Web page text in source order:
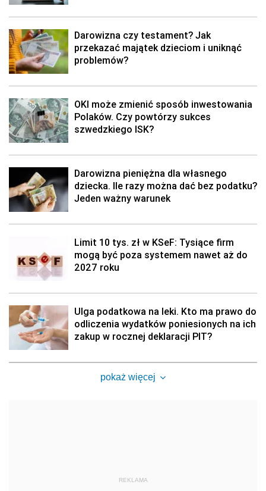
Darowizna czy testament? Jak
przekazać majątek dzieciom i uniknąć
problemów?
OKI może zmienić sposób inwestowania
Polaków. Czy powtórzy sukces
szwedzkiego ISK?
Darowizna pieniężna dla własnego
dziecka. Ile razy można dać bez podatku?
Jeden ważny warunek
Limit 10 tys. zł w KSeF: Tysiące firm
mogą być poza systemem nawet aż do
2027 roku
Ulga podatkowa na leki. Kto ma prawo do
odliczenia wydatków poniesionych na ich
zakup w rocznej deklaracji PIT?
pokaż więcej
REKLAMA